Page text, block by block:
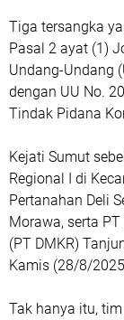
Tiga tersangka
Pasal 2 ayat (1)
Undang-Undang
dengan UU No.
Tindak Pidana
Kejati Sumut
Regional I di
Pertanahan Deli
Morawa, serta
(PT DMKR)
Kamis (28/8/
Tak hanya itu,